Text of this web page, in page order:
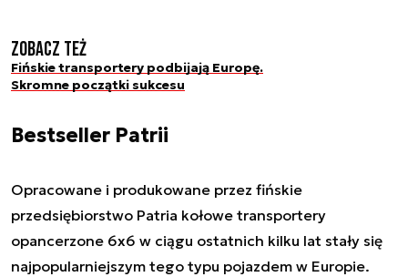
Zobacz też
Fińskie transportery podbijają Europę.
Skromne początki sukcesu
Bestseller Patrii
Opracowane i produkowane przez fińskie
przedsiębiorstwo Patria kołowe transportery
opancerzone 6x6 w ciągu ostatnich kilku lat stały się
najpopularniejszym tego typu pojazdem w Europie.